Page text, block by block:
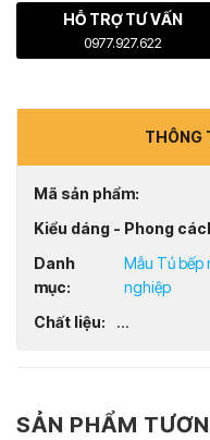
HỖ TRỢ TƯ VẤN
0977.927.622
THÔNG
Mã sản phẩm:
Kiểu dáng - Phong
Danh
mục:
Mẫu Tủ bếp
nghiệp
Chất liệu:
...
SẢN PHẨM